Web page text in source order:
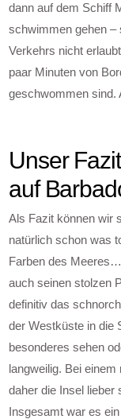
dann auf dem Schiff
schwimmen gehen –
Verkehrs nicht
paar Minuten von
geschwommen sind.
Unser
auf
Als Fazit können wir
natürlich schon was
Farben des
auch seinen stolzen
definitiv das
der Westküste in die
besonderes sehen
langweilig. Bei
daher die Insel lieber
Insgesamt war es